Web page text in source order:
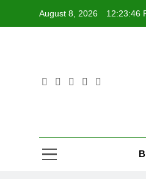
August 8, 2026 12:23:47